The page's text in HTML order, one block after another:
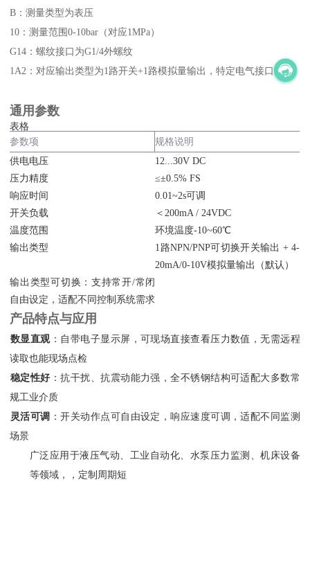
B：测量类型为表压
10：测量范围0-10bar（对应1MPa）
G14：螺纹接口为G1/4外螺纹
1A2：对应输出类型为1路开关+1路模拟量输出，特定电气接口规格
通用参数
表格
参数项
规格说明
供电电压
12...30V DC
压力精度
≤±0.5% FS
响应时间
0.01~2s可调
开关负载
＜200mA / 24VDC
温度范围
环境温度-10~60℃
输出类型
1路NPN/PNP可切换开关输出 + 4-
20mA/0-10V模拟量输出（默认）
输出类型可切换：支持常开/常闭
自由设定，适配不同控制系统需求
产品特点与应用
数显直观‌：自带电子显示屏，可现场直接查看压力数值，无需远程
读取也能现场点检
稳定性好‌：抗干扰、抗震动能力强，全不锈钢结构可适配大多数常
规工业介质
灵活可调 ‌：开关动作点可自由设定，响应速度可调，适配不同监测
场景
广泛应用于液压气动、工业自动化、水泵压力监测、机床设备
等领域，，定制周期短